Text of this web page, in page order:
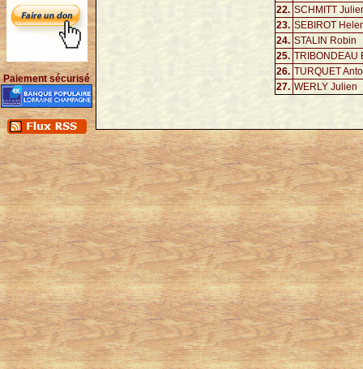
Paiement sécurisé
22. SCHMITT
23. SEBIROT
24. STALIN Robin
25. TRIBONDEAU
26. TURQUET
27. WERLY Julien